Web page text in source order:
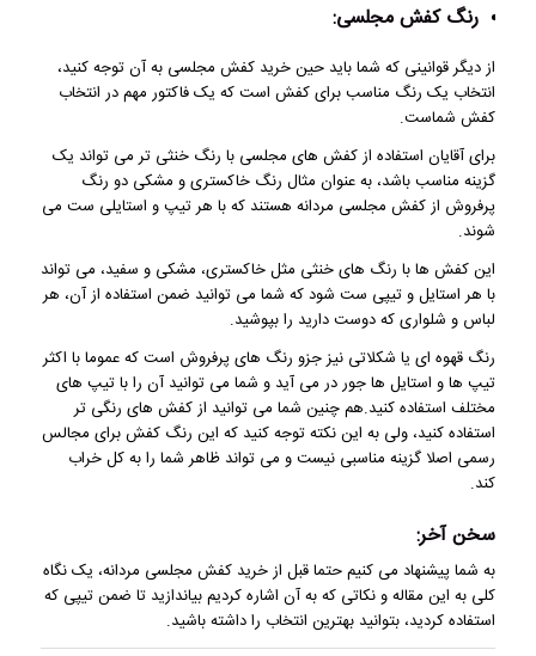
رنگ کفش مجلسی:
از دیگر قوانینی که شما باید حین خرید کفش مجلسی به آن توجه کنید،
انتخاب یک رنگ مناسب برای کفش است که یک فاکتور مهم در انتخاب
کفش شماست.
برای آقایان استفاده از کفش های مجلسی با رنگ خنثی تر می تواند یک
گزینه مناسب باشد، به عنوان مثال رنگ خاکستری و مشکی دو رنگ
پرفروش از کفش مجلسی مردانه هستند که با هر تیپ و استایلی ست می
شوند.
این کفش ها با رنگ های خنثی مثل خاکستری، مشکی و سفید، می تواند
با هر استایل و تیپی ست شود که شما می توانید ضمن استفاده از آن، هر
لباس و شلواری که دوست دارید را بپوشید.
رنگ قهوه ای یا شکلاتی نیز جزو رنگ های پرفروش است که عموما با اکثر
تیپ ها و استایل ها جور در می آید و شما می توانید آن را با تیپ های
مختلف استفاده کنید.هم چنین شما می توانید از کفش های رنگی تر
استفاده کنید، ولی به این نکته توجه کنید که این رنگ کفش برای مجالس
رسمی اصلا گزینه مناسبی نیست و می تواند ظاهر شما را به کل خراب
کند.
سخن آخر:
به شما پیشنهاد می کنیم حتما قبل از خرید کفش مجلسی مردانه، یک نگاه
کلی به این مقاله و نکاتی که به آن اشاره کردیم بیاندازید تا ضمن تیپی که
استفاده کردید، بتوانید بهترین انتخاب را داشته باشید.